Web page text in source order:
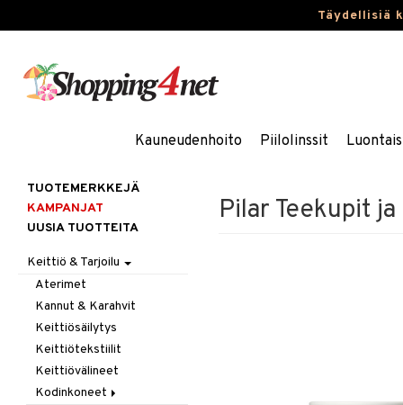
Täydellisiä
Kauneudenhoito Piilolinssit
Pilar Teekupit
TUOTEMERKKEJÄ
KAMPANJAT
UUSIA TUOTTEITA
Keittiö & Tarjoilu
Aterimet
Kannut & Karahvit
Keittiösäilytys
Keittiötekstiilit
Keittiövälineet
Kodinkoneet